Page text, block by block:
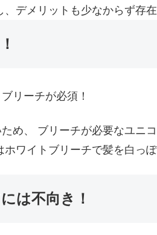
デメリットも少なからず存在
リーチが必須！
め、 ブリーチが必要なユニ
ワイトブリーチで髪を白っ
は不向き！